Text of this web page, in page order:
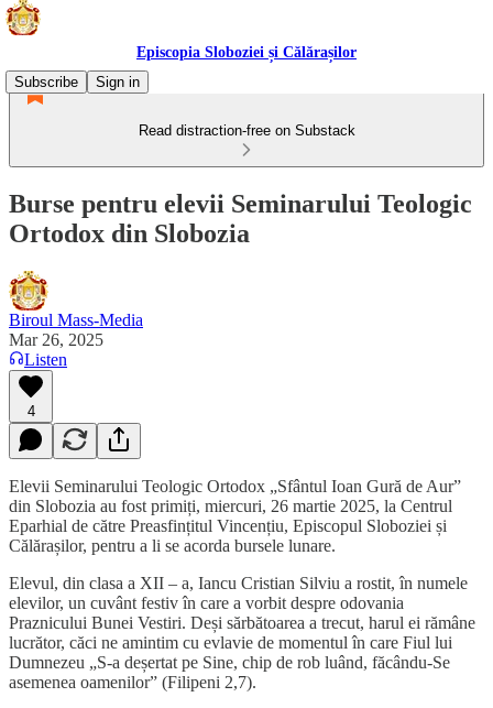
Episcopia Sloboziei și Călărașilor
Subscribe
Sign in
Read distraction-free on Substack
Burse pentru elevii Seminarului Teologic
Ortodox din Slobozia
Biroul Mass-Media
Mar 26, 2025
Listen
4
Elevii Seminarului Teologic Ortodox „Sfântul Ioan Gură de Aur”
din Slobozia au fost primiți, miercuri, 26 martie 2025, la Centrul
Eparhial de către Preasfințitul Vincențiu, Episcopul Sloboziei și
Călărașilor, pentru a li se acorda bursele lunare.
Elevul, din clasa a XII – a, Iancu Cristian Silviu a rostit, în numele
elevilor, un cuvânt festiv în care a vorbit despre odovania
Praznicului Bunei Vestiri. Deși sărbătoarea a trecut, harul ei rămâne
lucrător, căci ne amintim cu evlavie de momentul în care Fiul lui
Dumnezeu „S-a deșertat pe Sine, chip de rob luând, făcându-Se
asemenea oamenilor” (Filipeni 2,7).